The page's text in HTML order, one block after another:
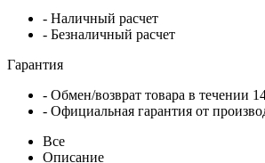
- Наличный расчет
- Безналичный расчет
Гарантия
- Обмен/возврат товара в течении
- Официальная гарантия от
Все
Описание